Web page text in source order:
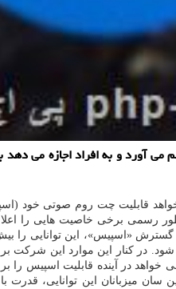
رسمی برخی خاصیت هایی را اعلام
گسترش «اسپیس»، این
خواهد در آینده قابلیت اسپیس
میزبانان این توانایی،